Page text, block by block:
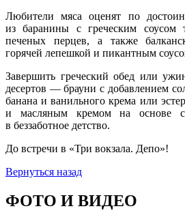
Любители мяса оценят по
из баранины с греческим соусом
печеных перцев, а также
горячей лепешкой и пикантным
Завершить греческий обед или
десертов — брауни с добавлением
банана и ванильного крема или
и масляным кремом на основе
в беззаботное детство.
До встречи в «Три вокзала. Депо»!
Вернуться назад
ФОТО И ВИДЕО